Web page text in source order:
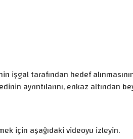
işgal tarafından hedef
ayrıntılarını, enkaz altından
için aşağıdaki videoyu izleyin.